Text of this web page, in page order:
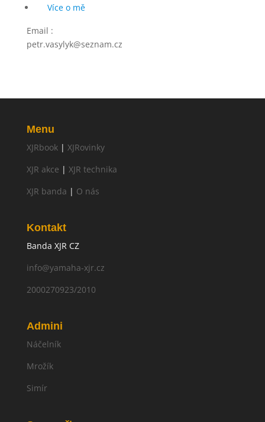
Více o mě
Email :
petr.vasylyk@seznam.cz
Menu
XJRbook| XJRovinky
XJR akce | XJR technika
XJR banda | O nás
Kontakt
Banda XJR CZ
info@yamaha-xjr.cz
2000270923/2010
Admini
Náčelník
Mrožík
Simír